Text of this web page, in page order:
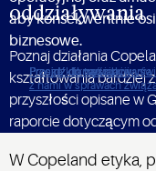
Proszę kliknąć, aby
z nami w sprawach
Przejdź do nawigacji
Przejdź do treści
Przejdź do wyszukiwania
aby konsekwentnie
biznesowe.
oddziaływania
Poznaj działania
kształtowania bardziej
przyszłości opisane w
raporcie dotyczącym
W Copeland etyka,